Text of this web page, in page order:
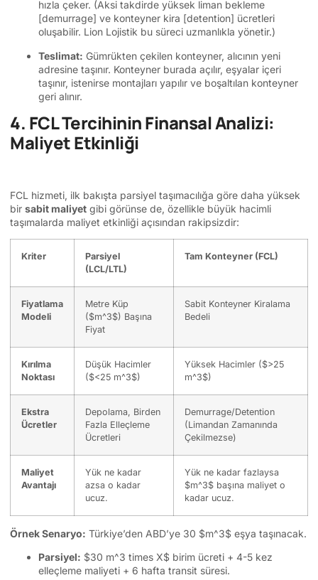
hızla çeker. (Aksi takdirde yüksek liman bekleme
[demurrage] ve konteyner kira [detention] ücretleri
oluşabilir. Lion Lojistik bu süreci uzmanlıkla yönetir.)
Teslimat: Gümrükten çekilen konteyner, alıcının yeni
adresine taşınır. Konteyner burada açılır, eşyalar içeri
taşınır, istenirse montajları yapılır ve boşaltılan konteyner
geri alınır.
4. FCL Tercihinin Finansal Analizi:
Maliyet Etkinliği
FCL hizmeti, ilk bakışta parsiyel taşımacılığa göre daha yüksek
bir sabit maliyet gibi görünse de, özellikle büyük hacimli
taşımalarda maliyet etkinliği açısından rakipsizdir:
Kriter
Parsiyel
(LCL/LTL)
Tam Konteyner (FCL)
Fiyatlama
Modeli
Metre Küp
($m^3$) Başına
Fiyat
Sabit Konteyner Kiralama
Bedeli
Kırılma
Noktası
Düşük Hacimler
($<25 m^3$)
Yüksek Hacimler ($>25
m^3$)
Ekstra
Ücretler
Depolama, Birden
Fazla Elleçleme
Ücretleri
Demurrage/Detention
(Limandan Zamanında
Çekilmezse)
Maliyet
Avantajı
Yük ne kadar
azsa o kadar
ucuz.
Yük ne kadar fazlaysa
$m^3$ başına maliyet o
kadar ucuz.
Örnek Senaryo: Türkiye’den ABD’ye 30 $m^3$ eşya taşınacak.
Parsiyel: $30 m^3 times X$ birim ücreti + 4-5 kez
elleçleme maliyeti + 6 hafta transit süresi.